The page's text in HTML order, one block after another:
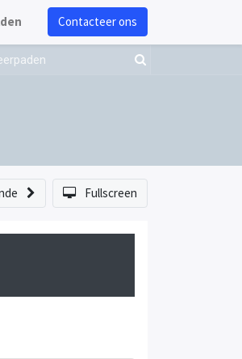
Contacteer ons
Fullscreen